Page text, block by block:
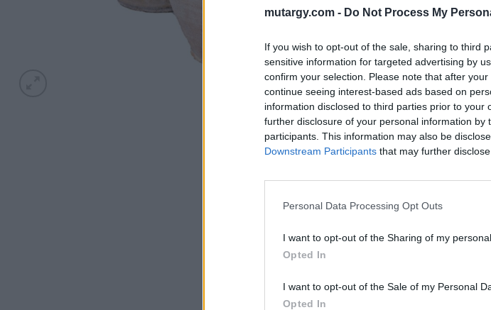
mutargy.com - Do Not Process My
If you wish to opt-out of the sale, sharing to third
sensitive information for targeted advertising by
confirm your selection. Please note that after
continue seeing interest-based ads based on
information disclosed to third parties prior to
further disclosure of your personal information by
participants. This information may also be
Downstream Participants that may further
Personal Data Processing Opt Outs
I want to opt-out of the Sharing of my personal
Opted In
I want to opt-out of the Sale of my Personal
Opted In
Eladó adatai
Bemutatkozás:
ékszerek,
értékbecslés.
GALÉRIA